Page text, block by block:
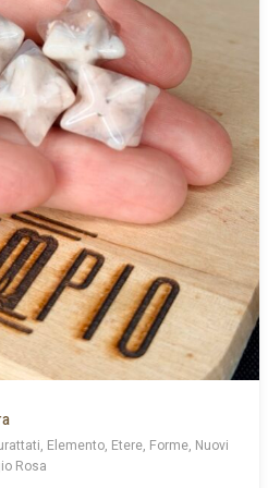
Elemento, Etere, Forme, Nuovi
Rosa